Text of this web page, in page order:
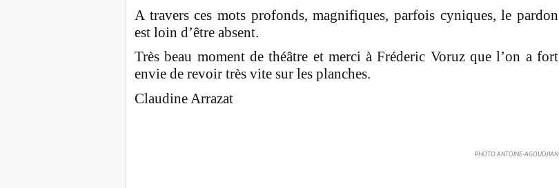
A travers ces mots profonds, magnifiques, parfois cyniques, le pardon
est loin d’être absent.
Très beau moment de théâtre et merci à Fréderic Voruz que l’on a fort
envie de revoir très vite sur les planches.
Claudine Arrazat
PHOTO ANTOINE-AGOUDJIAN